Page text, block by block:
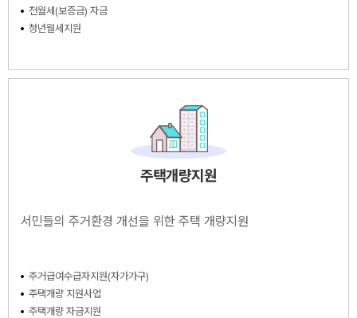
전월세(보증금) 자금
청년월세지원
주택개량지원
서민들의 주거환경 개선을 위한 주택 개량지원
주거급여수급자지원(자가가구)
주택개량 지원사업
주택개량 자금지원